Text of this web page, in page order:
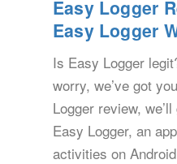
Easy Logger
Easy Logger
Is Easy Logger
worry, we’ve got
Logger review,
Easy Logger, an
activities on